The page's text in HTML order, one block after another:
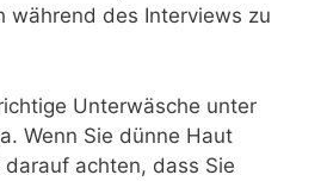
während des Interviews zu
Unterwäsche unter
Wenn Sie dünne Haut
achten, dass Sie